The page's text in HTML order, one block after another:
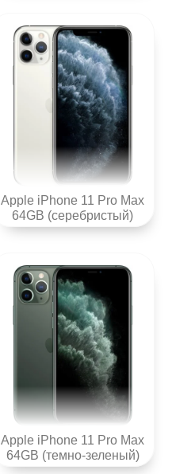
Apple iPhone 11 Pro Max
64GB (серебристый)
Apple iPhone 11 Pro Max
64GB (темно-зеленый)